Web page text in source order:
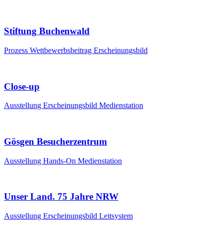
Stiftung Buchenwald
Prozess Wettbewerbsbeitrag Erscheinungsbild
Close-up
Ausstellung Erscheinungsbild Medienstation
Gösgen Besucherzentrum
Ausstellung Hands-On Medienstation
Unser Land. 75 Jahre NRW
Ausstellung Erscheinungsbild Leitsystem